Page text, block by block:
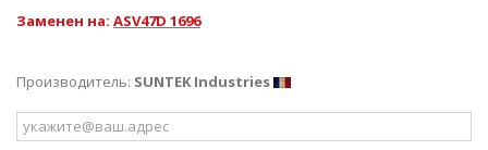
Заменен на: ASV47D 1696
Производитель: SUNTEK Industries